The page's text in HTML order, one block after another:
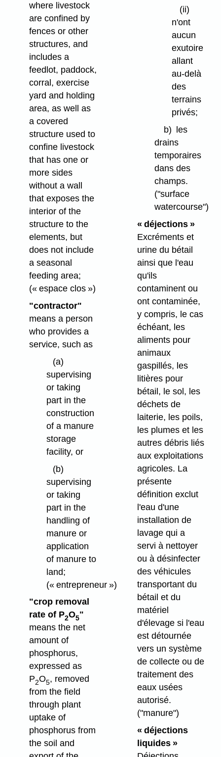
where livestock
are confined by
fences or other
structures, and
includes a
feedlot, paddock,
corral, exercise
yard and holding
area, as well as
a covered
structure used to
confine livestock
that has one or
more sides
without a wall
that exposes the
interior of the
structure to the
elements, but
does not include
a seasonal
feeding area;
(« espace clos »)
"contractor"
means a person
who provides a
service, such as
(a)
supervising
or taking
part in the
construction
of a manure
storage
facility, or
(b)
supervising
or taking
part in the
handling of
manure or
application
of manure to
land;
(« entrepreneur »)
"crop removal
rate of P2O5"
means the net
amount of
phosphorus,
expressed as
P2O5, removed
from the field
through plant
uptake of
phosphorus from
the soil and
(ii)
n'ont
aucun
exutoire
allant
au-delà
des
terrains
privés;
b) les
drains
temporaires
dans des
champs.
("surface
watercourse")
« déjections »
Excréments et
urine du bétail
ainsi que l'eau
qu'ils
contaminent ou
ont contaminée,
y compris, le cas
échéant, les
aliments pour
animaux
gaspillés, les
litières pour
bétail, le sol, les
déchets de
laiterie, les poils,
les plumes et les
autres débris liés
aux exploitations
agricoles. La
présente
définition exclut
l'eau d'une
installation de
lavage qui a
servi à nettoyer
ou à désinfecter
des véhicules
transportant du
bétail et du
matériel
d'élevage si l'eau
est détournée
vers un système
de collecte ou de
traitement des
eaux usées
autorisé.
("manure")
« déjections
liquides »